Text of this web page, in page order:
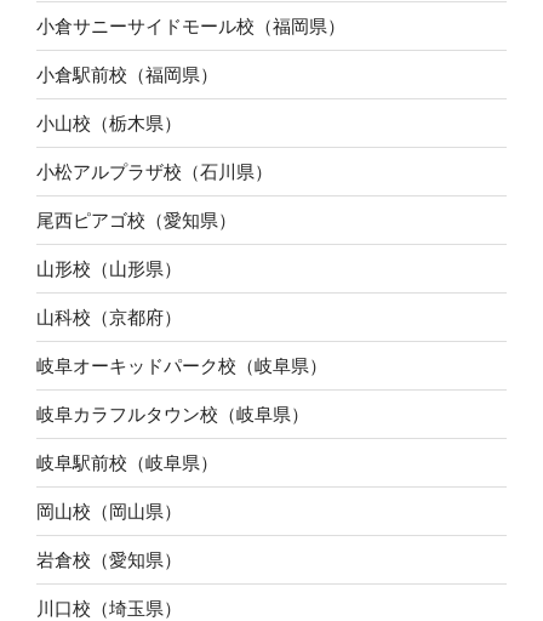
小倉サニーサイドモール校（福岡県）
小倉駅前校（福岡県）
小山校（栃木県）
小松アルプラザ校（石川県）
尾西ピアゴ校（愛知県）
山形校（山形県）
山科校（京都府）
岐阜オーキッドパーク校（岐阜県）
岐阜カラフルタウン校（岐阜県）
岐阜駅前校（岐阜県）
岡山校（岡山県）
岩倉校（愛知県）
川口校（埼玉県）